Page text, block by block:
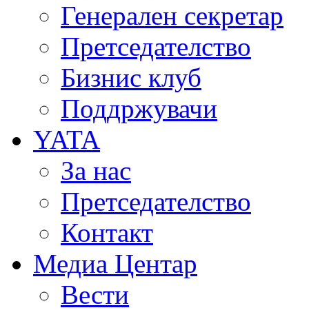
Генерален секретар
Претседателство
Бизнис клуб
Поддржувачи
YATA
За нас
Претседателство
Контакт
Медиа Центар
Вести